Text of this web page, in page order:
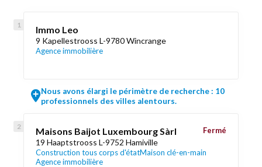
Immo Leo
9 Kapellestrooss L-9780 Wincrange
Agence immobilière
Nous avons élargi le périmètre de recherche : 10
professionnels des villes alentours.
Maisons Baijot Luxembourg Sàrl
19 Haaptstrooss L-9752 Hamiville
Construction tous corps d'étatMaison clé-en-main
Agence immobilière
Fermé